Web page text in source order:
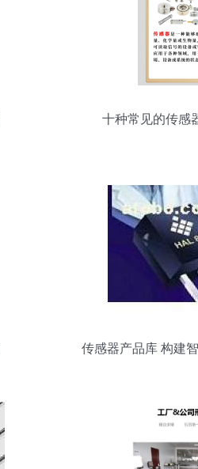
十种常见的传感
传感器产品库 构建